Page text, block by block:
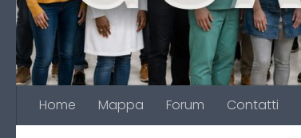
Home Mappa Forum Contatti